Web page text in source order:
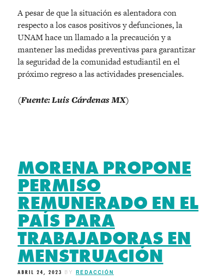
A pesar de que la situación es alentadora con
respecto a los casos positivos y defunciones, la
UNAM hace un llamado a la precaución y a
mantener las medidas preventivas para garantizar
la seguridad de la comunidad estudiantil en el
próximo regreso a las actividades presenciales.
(Fuente: Luis Cárdenas MX)
MORENA PROPONE
PERMISO
REMUNERADO EN EL
PAÍS PARA
TRABAJADORAS EN
MENSTRUACIÓN
ABRIL 24, 2023 BY REDACCIÓN